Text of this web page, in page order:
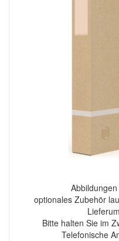
optionales Zubehör
Bitte halten Sie im
Telefonische